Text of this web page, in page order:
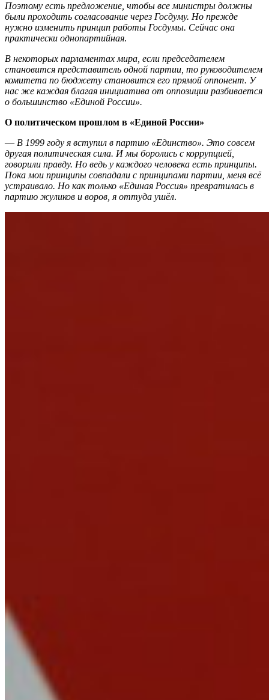
Поэтому есть предложение, чтобы все министры должны
были проходить согласование через Госдуму. Но прежде
нужно изменить принцип работы Госдумы. Сейчас она
практически однопартийная.
В некоторых парламентах мира, если председателем
становится представитель одной партии, то руководителем
комитета по бюджету становится его прямой оппонент. У
нас же каждая благая инициатива от оппозиции разбивается
о большинство «Единой России».
О политическом прошлом в «Единой России»
— В 1999 году я вступил в партию «Единство». Это совсем
другая политическая сила. И мы боролись с коррупцией,
говорили правду. Но ведь у каждого человека есть принципы.
Пока мои принципы совпадали с принципами партии, меня всё
устраивало. Но как только «Единая Россия» превратилась в
партию жуликов и воров, я оттуда ушёл.